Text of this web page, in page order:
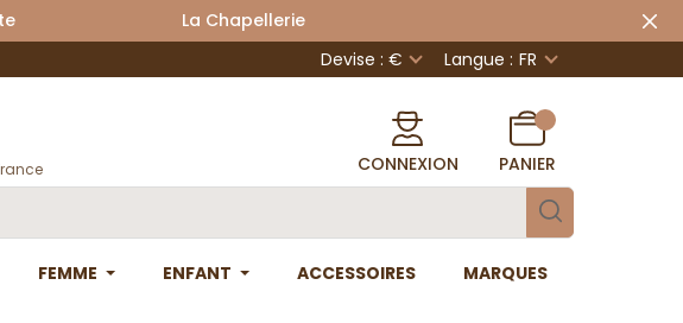
La Chapellerie
Devise : € Langue : FR
CONNEXION PANIER
FEMME ENFANT ACCESSOIRES MARQUES